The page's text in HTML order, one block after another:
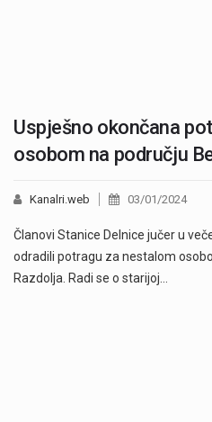
Uspješno okončana
osobom na području
Kanalri.web 03/01/2024
Članovi Stanice Delnice jučer u
odradili potragu za nestalom
Razdolja. Radi se o starijoj…